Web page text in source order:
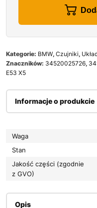
Kategorie: BMW, Czujniki,
Znaczników: 34520025726,
E53 X5
Informacje o produkcie
Waga
Stan
Jakość części (zgodnie
z GVO)
Opis